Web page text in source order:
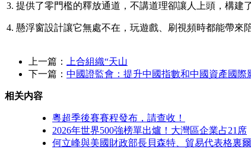
3. 提供了零門檻的釋放通道，不講道理卻讓人上頭，構建
4. 懸浮窗設計讓它無處不在，玩遊戲、刷視頻時都能帶來
上一篇：
上合組織“天山
下一篇： 中國證監會：提升中國指數和中國資產國際
相关内容
粵超季後賽賽程發布，請查收！
2026年世界500強榜單出爐！大灣區企業占21席
何立峰與美國財政部長貝森特、貿易代表格裏